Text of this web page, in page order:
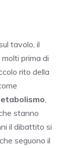
tavolo, il
prima di
rito della
stanno
il dibattito si
seguono il